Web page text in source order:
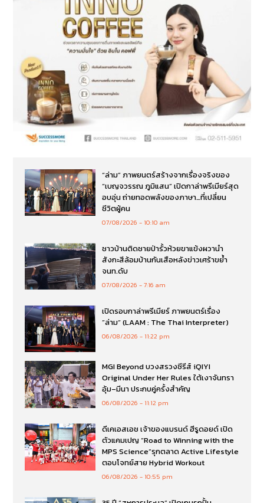
“ล่าม” ภาพยนตร์สร้างจากเรื่องจริงของ
“เบญจวรรณ ภูมิแสน” เปิดกาล่าพรีเมียร์สุด
อบอุ่น ถ่ายทอดพลังของภาษา…ที่เปลี่ยน
ชีวิตผู้คน
07/08/2026 10:10 am
ชาวบ้านติดชายป่ารั้วห้วยขาแข้งผวานำ
สังกะสีล้อมบ้านกันเสือหลังข่าวเศร้าขย้ำ
จนท.ดับ
07/08/2026 7:16 am
เปิดรอบกาล่าพรีเมียร์ ภาพยนตร์เรื่อง
”ล่าม“ (LAAM : The Thai Interpreter)
06/08/2026 11:22 pm
MGI Beyond บวงสรวงซีรีส์ iQIYI
Original Under Her Rules ใต้เงาจันทรา
อุ้ม–มีนา ประกบคู่ครั้งสำคัญ
06/08/2026 11:12 pm
ดีเคเอสเอช เจ้าของแบรนด์ ฮีรูดอยด์ เปิด
ตัวแคมเปญ “Road to Winning with the
MPS Science”รุกตลาด Active Lifestyle
ตอบโจทย์สาย Hybrid Workout
06/08/2026 10:55 pm